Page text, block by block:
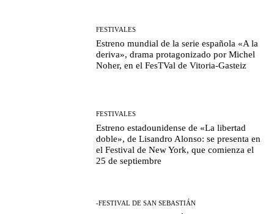
FESTIVALES
Estreno mundial de la serie española «A la
deriva», drama protagonizado por Michel
Noher, en el FesTVal de Vitoria-Gasteiz
FESTIVALES
Estreno estadounidense de «La libertad
doble», de Lisandro Alonso: se presenta en
el Festival de New York, que comienza el
25 de septiembre
-FESTIVAL DE SAN SEBASTIÁN